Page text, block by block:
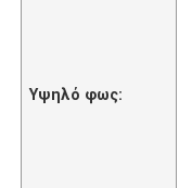
Υψηλό φως: